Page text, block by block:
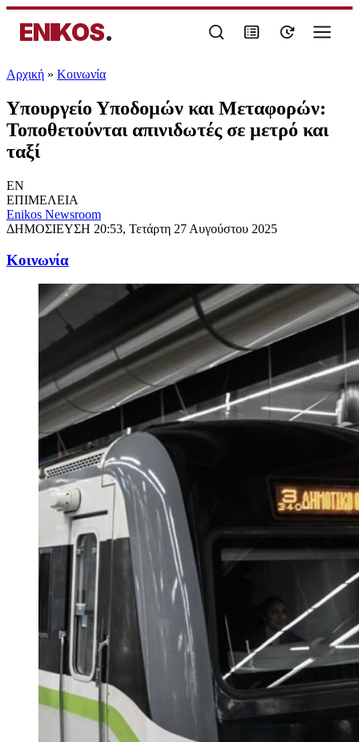
ENIKOS.
Αρχική » Κοινωνία
Υπουργείο Υποδομών και Μεταφορών:
Τοποθετούνται απινιδωτές σε μετρό και
ταξί
EN
ΕΠΙΜΕΛΕΙΑ
Enikos Newsroom
ΔΗΜΟΣΙΕΥΣΗ 20:53, Τετάρτη 27 Αυγούστου 2025
Κοινωνία